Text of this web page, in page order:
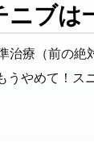
ニブは
治療（前の
やめて！ス